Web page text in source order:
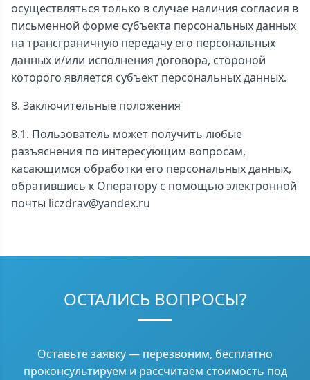
осуществляться только в случае наличия согласия в
письменной форме субъекта персональных данных
на трансграничную передачу его персональных
данных и/или исполнения договора, стороной
которого является субъект персональных данных.
8. Заключительные положения
8.1. Пользователь может получить любые
разъяснения по интересующим вопросам,
касающимся обработки его персональных данных,
обратившись к Оператору с помощью электронной
почты liczdrav@yandex.ru
ОСТАЛИСЬ ВОПРОСЫ?
Оставьте заявку — перезвоним, бесплатно
проконсультируем и рассчитаем стоимость под